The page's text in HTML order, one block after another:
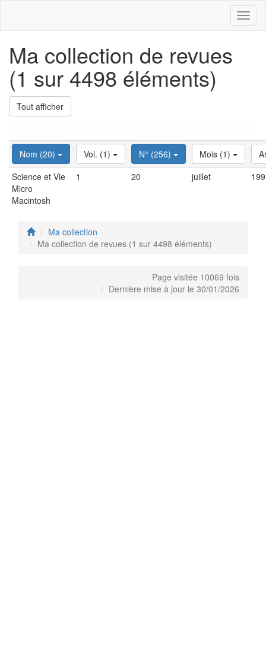
Ma collection de revues
(1 sur 4498 éléments)
Tout afficher
Nom (20) Vol. (1) N° (256) Mois (1)
Science et Vie
Micro
Macintosh
1 20 juillet
Ma collection
Ma collection de revues (1 sur 4498 éléments)
Page visitée 10069 fois
Dernière mise à jour le 30/01/2026